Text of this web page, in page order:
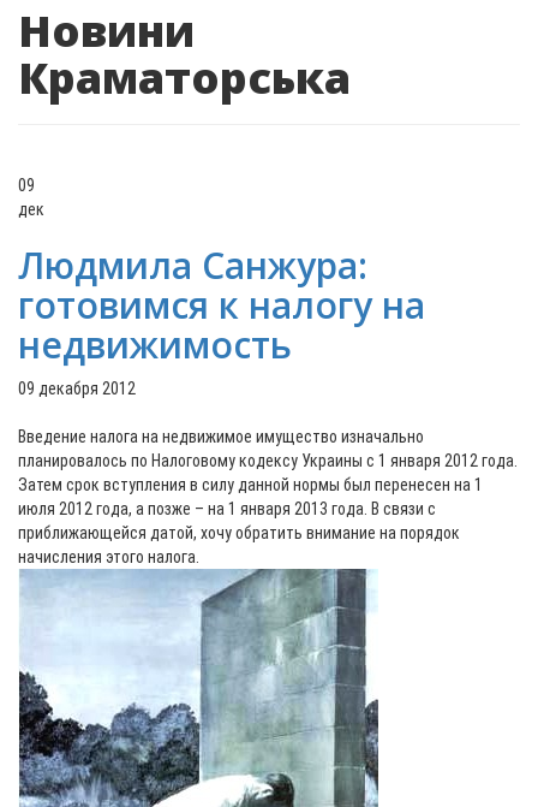
Новини
Краматорська
09
дек
Людмила Санжура:
готовимся к налогу на
недвижимость
09 декабря 2012
Введение налога на недвижимое имущество изначально
планировалось по Налоговому кодексу Украины с 1 января 2012 года.
Затем срок вступления в силу данной нормы был перенесен на 1
июля 2012 года, а позже – на 1 января 2013 года. В связи с
приближающейся датой, хочу обратить внимание на порядок
начисления этого налога.